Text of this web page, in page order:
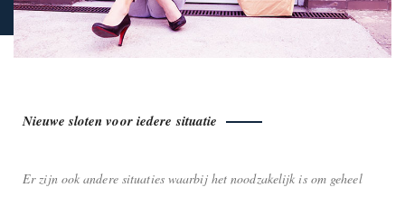
Nieuwe sloten voor iedere situatie
Er zijn ook andere situaties waarbij het noodzakelijk is om geheel